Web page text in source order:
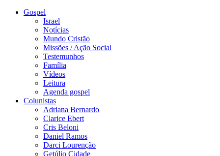
Gospel
Israel
Notícias
Mundo Cristão
Missões / Ação Social
Testemunhos
Família
Vídeos
Leitura
Agenda gospel
Colunistas
Adriana Bernardo
Clarice Ebert
Cris Beloni
Daniel Ramos
Darci Lourenção
Getúlio Cidade